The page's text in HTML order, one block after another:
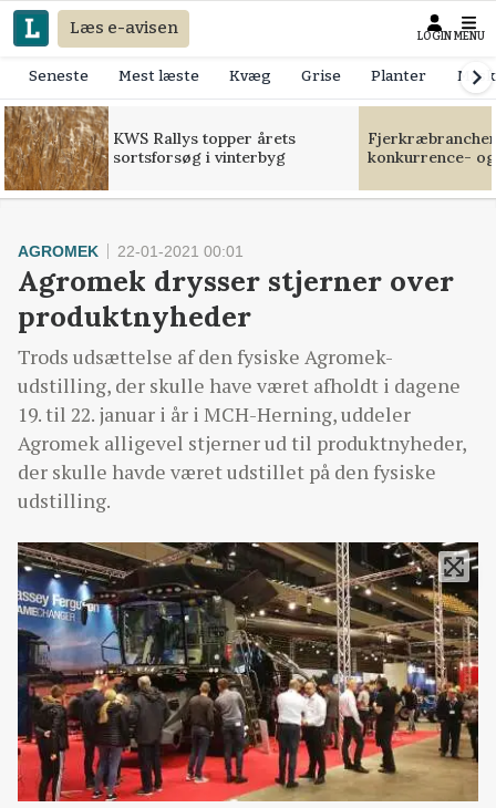
Læs e-avisen LOGIN MENU
Seneste Mest læste Kvæg Grise Planter
KWS Rallys topper årets
sortsforsøg i vinterbyg
konkurrence-
AGROMEK 22-01-2021 00:01
Agromek drysser stjerner over
produktnyheder
Trods udsættelse af den fysiske Agromek-
udstilling, der skulle have været afholdt i dagene
19. til 22. januar i år i MCH-Herning, uddeler
Agromek alligevel stjerner ud til produktnyheder,
der skulle havde været udstillet på den fysiske
udstilling.